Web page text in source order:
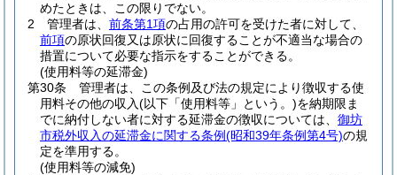
めたときは、この限りでない。
2
管理者は、 前条第1項の占用の許可を受けた者に対して、
前項の原状回復又は原状に回復することが不適当な場合の
措置について必要な指示をすることができる。
(使用料等の延滞金)
第30条
管理者は、この条例及び法の規定により徴収する使
用料その他の収入(以下「使用料等」という。)を納期限ま
でに納付しない者に対する延滞金の徴収については、 御坊
市税外収入の延滞金に関する条例(昭和39年条例第4号)の規
定を準用する。
(使用料等の減免)